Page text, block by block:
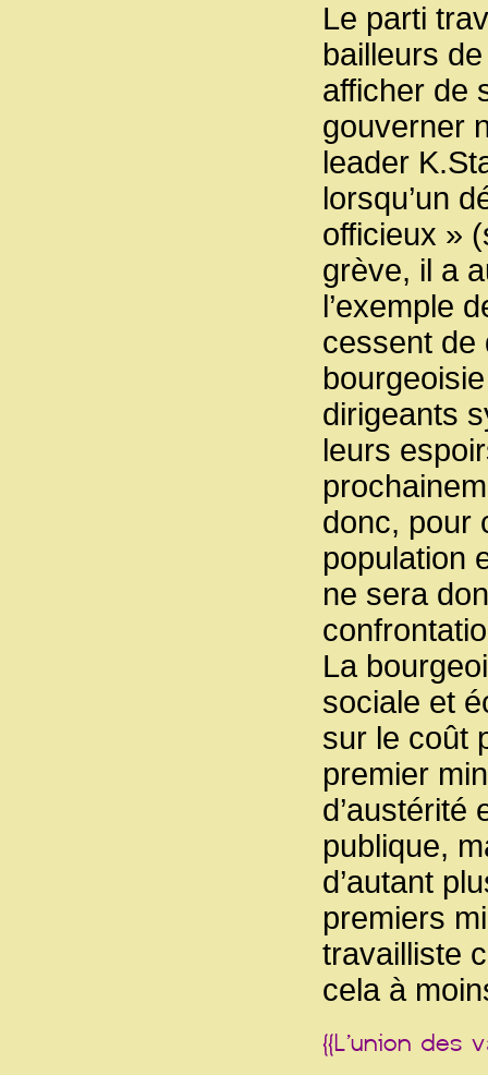
Le parti
bailleurs
afficher de
gouverner
leader
lorsqu’un
officieux »
grève, il a
l’exemple
cessent de
dirigeants
leurs
donc, pour
population
ne sera
La
sociale et
sur le coût
premier
d’austérité
publique,
d’autant
premiers
travailliste
cela à